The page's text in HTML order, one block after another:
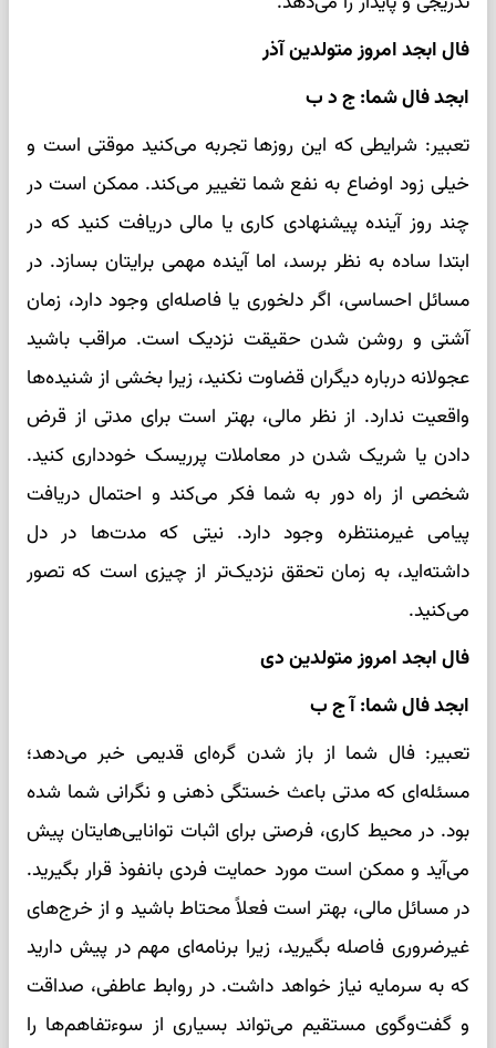
فال ابجد امروز متولدین آذر
ابجد فال شما: ج د ب
تعبیر: شرایطی که این روزها تجربه می‌کنید موقتی است و
خیلی زود اوضاع به نفع شما تغییر می‌کند. ممکن است در
چند روز آینده پیشنهادی کاری یا مالی دریافت کنید که در
ابتدا ساده به نظر برسد، اما آینده مهمی برایتان بسازد. در
مسائل احساسی، اگر دلخوری یا فاصله‌ای وجود دارد، زمان
آشتی و روشن شدن حقیقت نزدیک است. مراقب باشید
عجولانه درباره دیگران قضاوت نکنید، زیرا بخشی از شنیده‌ها
واقعیت ندارد. از نظر مالی، بهتر است برای مدتی از قرض
دادن یا شریک شدن در معاملات پرریسک خودداری کنید.
شخصی از راه دور به شما فکر می‌کند و احتمال دریافت
پیامی غیرمنتظره وجود دارد. نیتی که مدت‌ها در دل
داشته‌اید، به زمان تحقق نزدیک‌تر از چیزی است که تصور
می‌کنید.
فال ابجد امروز متولدین دی
ابجد فال شما: آ ج ب
تعبیر: فال شما از باز شدن گره‌ای قدیمی خبر می‌دهد؛
مسئله‌ای که مدتی باعث خستگی ذهنی و نگرانی شما شده
بود. در محیط کاری، فرصتی برای اثبات توانایی‌هایتان پیش
می‌آید و ممکن است مورد حمایت فردی بانفوذ قرار بگیرید.
در مسائل مالی، بهتر است فعلاً محتاط باشید و از خرج‌های
غیرضروری فاصله بگیرید، زیرا برنامه‌ای مهم در پیش دارید
که به سرمایه نیاز خواهد داشت. در روابط عاطفی، صداقت
و گفت‌وگوی مستقیم می‌تواند بسیاری از سوءتفاهم‌ها را